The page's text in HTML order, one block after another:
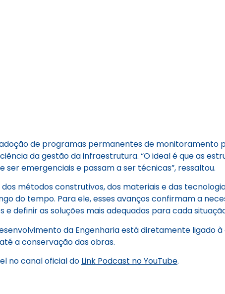
de programas permanentes de
da gestão da infraestrutura. “O ideal é que as
ser emergenciais e passam a ser técnicas”, ressaltou.
métodos construtivos, dos materiais e das
do tempo. Para ele, esses avanços confirmam a
definir as soluções mais adequadas para cada
da Engenharia está diretamente ligado
a conservação das obras.
no canal oficial do Link Podcast no YouTube.